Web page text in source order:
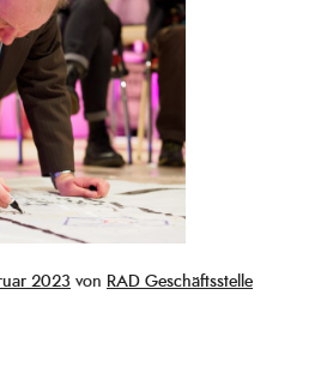
2023 von RAD Geschäftsstelle